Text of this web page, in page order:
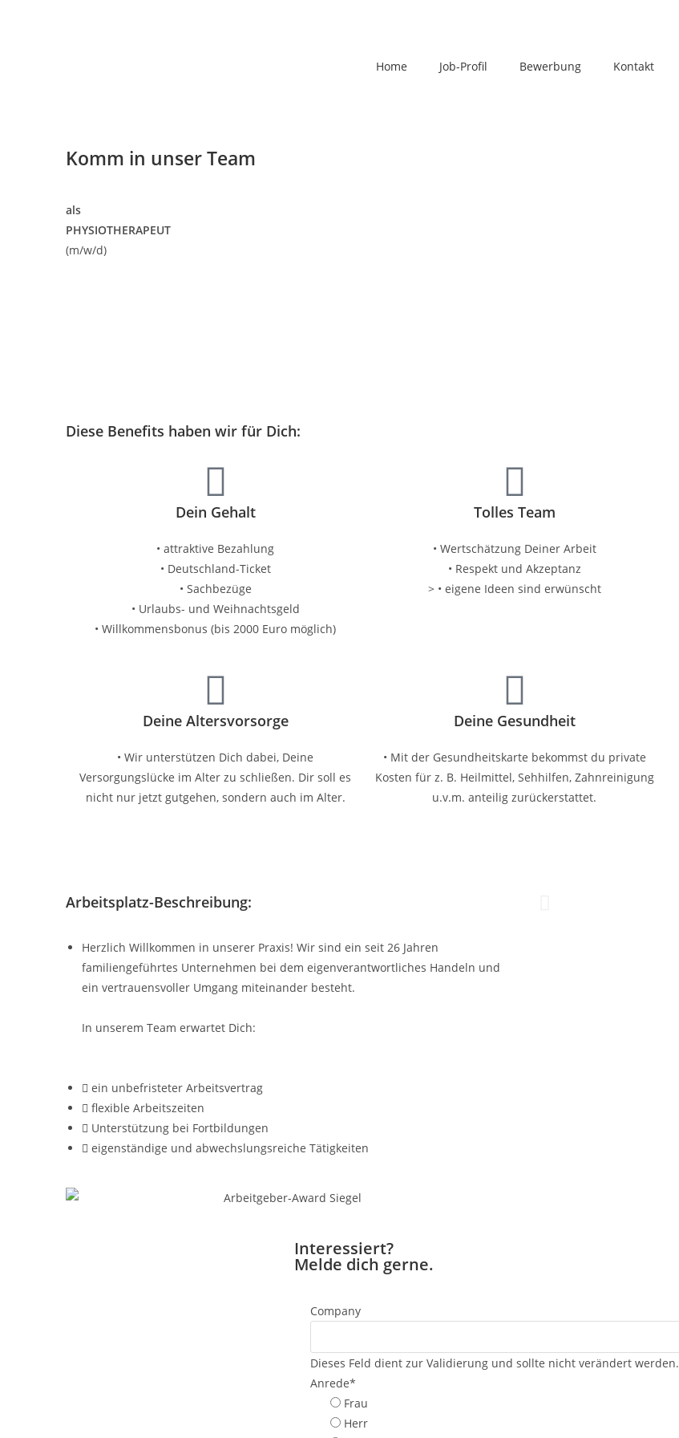
Home Job-Profil Bewerbung Kontakt
Komm in unser Team
als
PHYSIOTHERAPEUT
(m/w/d)
Diese Benefits haben wir für Dich:
Dein Gehalt
• attraktive Bezahlung
• Deutschland-Ticket
• Sachbezüge
• Urlaubs- und Weihnachtsgeld
• Willkommensbonus (bis 2000 Euro möglich)
Tolles Team
• Wertschätzung Deiner Arbeit
• Respekt und Akzeptanz
> • eigene Ideen sind erwünscht
Deine Altersvorsorge
• Wir unterstützen Dich dabei, Deine
Versorgungslücke im Alter zu schließen. Dir soll es
nicht nur jetzt gutgehen, sondern auch im Alter.
Deine Gesundheit
• Mit der Gesundheitskarte bekommst du private
Kosten für z. B. Heilmittel, Sehhilfen, Zahnreinigung
u.v.m. anteilig zurückerstattet.
Arbeitsplatz-Beschreibung:
Herzlich Willkommen in unserer Praxis! Wir sind ein seit 26 Jahren
familiengeführtes Unternehmen bei dem eigenverantwortliches Handeln und
ein vertrauensvoller Umgang miteinander besteht.
In unserem Team erwartet Dich:
ein unbefristeter Arbeitsvertrag
flexible Arbeitszeiten
Unterstützung bei Fortbildungen
eigenständige und abwechslungsreiche Tätigkeiten
Interessiert?
Melde dich gerne.
Company
Dieses Feld dient zur Validierung und sollte nicht verändert werden.
Anrede*
Frau
Herr